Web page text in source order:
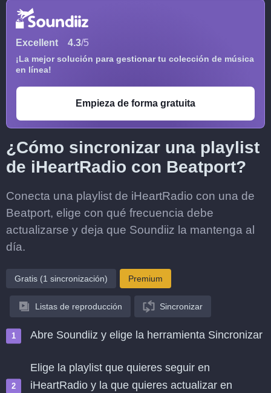
Excellent 4.3/5
¡La mejor solución para gestionar tu colección de música
en línea!
Empieza de forma gratuita
¿Cómo sincronizar una playlist
de iHeartRadio con Beatport?
Conecta una playlist de iHeartRadio con una de
Beatport, elige con qué frecuencia debe
actualizarse y deja que Soundiiz la mantenga al
día.
Gratis (1 sincronización) Premium
Listas de reproducción Sincronizar
Abre Soundiiz y elige la herramienta Sincronizar
Elige la playlist que quieres seguir en
iHeartRadio y la que quieres actualizar en